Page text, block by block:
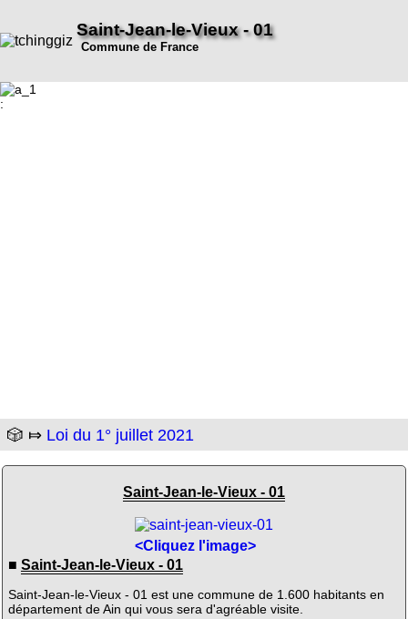
Saint-Jean-le-Vieux - 01
Commune de France
:
🎲 ⤇ Loi du 1° juillet 2021
Saint-Jean-le-Vieux - 01
<Cliquez l'image>
■ Saint-Jean-le-Vieux - 01
Saint-Jean-le-Vieux - 01 est une commune de 1.600 habitants en
département de Ain qui vous sera d'agréable visite.